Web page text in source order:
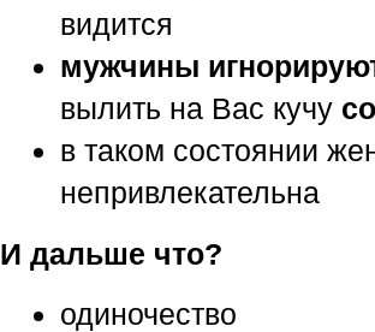
видится
мужчины
вылить на Вас кучу
в таком состоянии
непривлекательна
И дальше что?
одиночество